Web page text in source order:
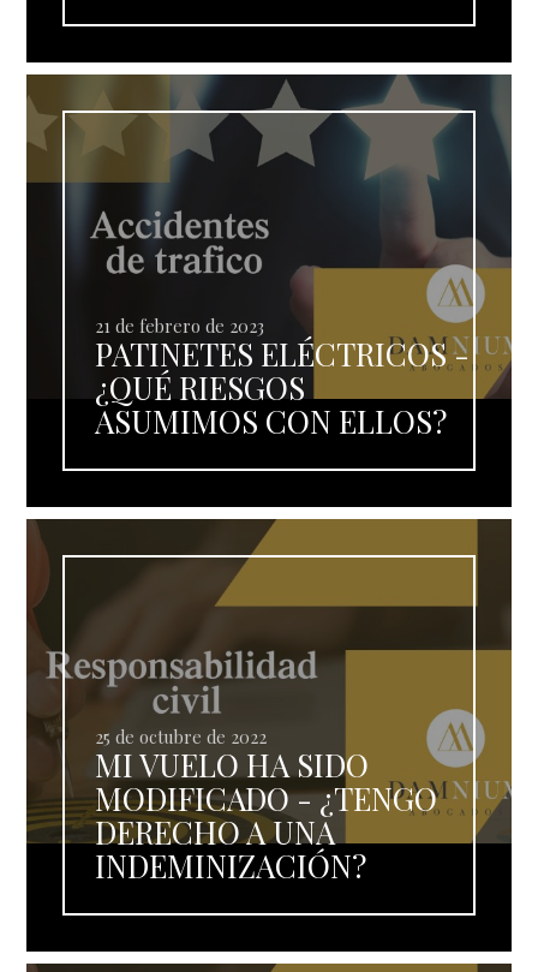
21 de febrero de 2023
PATINETES ELÉCTRICOS -
¿QUÉ RIESGOS
ASUMIMOS CON ELLOS?
25 de octubre de 2022
MI VUELO HA SIDO
MODIFICADO - ¿TENGO
DERECHO A UNA
INDEMINIZACIÓN?